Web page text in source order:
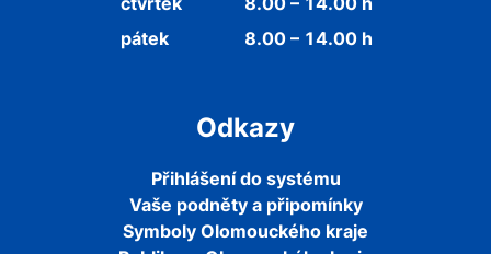
pátek
8.00 – 14.00 h
Odkazy
Přihlášení do systému
Vaše podněty a připomínky
Symboly Olomouckého kraje